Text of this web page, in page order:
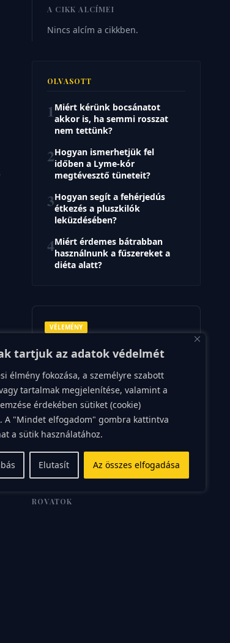
tartjuk az adatok védelmét
élmény fokozása, a személyre szabott
tartalmak megjelenítése, valamint a
érdekében sütiket (cookie)
A "Mindet elfogadom" gombra kattintva
a sütik használatához.
Elutasít Az összes elfogadása
A CIKK ALCÍMEI
Nincs alcím a cikkben.
OLVASOTT
1Miért kérünk bocsánatot
akkor is, ha semmi rosszat
nem tettünk?
2Hogyan ismerhetjük fel
időben a Lyme-kór
megtévesztő tüneteit?
3Hogyan segít a fehérjedús
étkezés a pluszkilók
leküzdésében?
4Miért érdemes bátrabban
használnunk a fűszereket a
diéta alatt?
VÉLEMÉNY
Miért olyan nehéz egyszerűen
bókot
Hányszor fordult már elő, hogy valaki
megdicsérte a frizuránkat vagy a
munkánkat, mi pedig azonnal
mentegetőzni kezdtünk? Ahelyett, hogy
egy egyszerű köszönömmel nyugtáznánk
az eli
ROVATOK